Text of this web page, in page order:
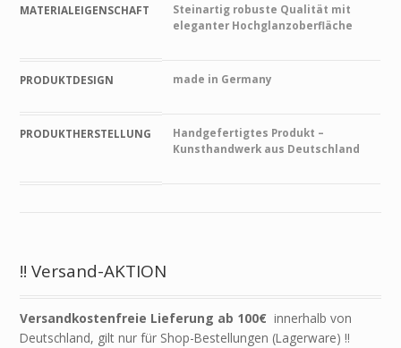
MATERIALEIGENSCHAFT
Steinartig robuste Qualität mit
eleganter Hochglanzoberfläche
PRODUKTDESIGN made in Germany
PRODUKTHERSTELLUNG
Handgefertigtes Produkt –
Kunsthandwerk aus Deutschland
!! Versand-AKTION
Versandkostenfreie Lieferung ab 100€ innerhalb von
Deutschland, gilt nur für Shop-Bestellungen (Lagerware) !!